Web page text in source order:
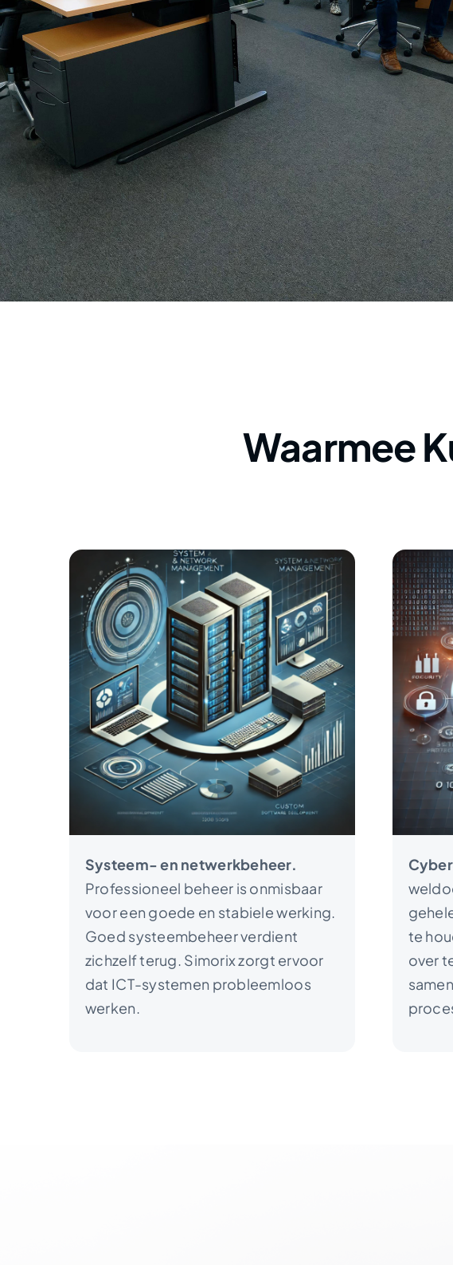
Waarmee
Systeem- en netwerkbeheer.
Professioneel beheer is onmisbaar
voor een goede en stabiele werking.
Goed systeembeheer verdient
zichzelf terug. Simorix zorgt ervoor
dat ICT-systemen probleemloos
werken.
te
over